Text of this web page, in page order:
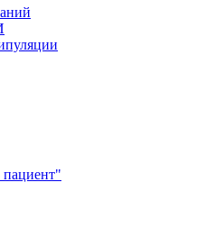
пациент"